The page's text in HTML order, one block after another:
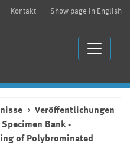
Kontakt Show page in English
Veröffentlichungen
Bank -
of Polybrominated